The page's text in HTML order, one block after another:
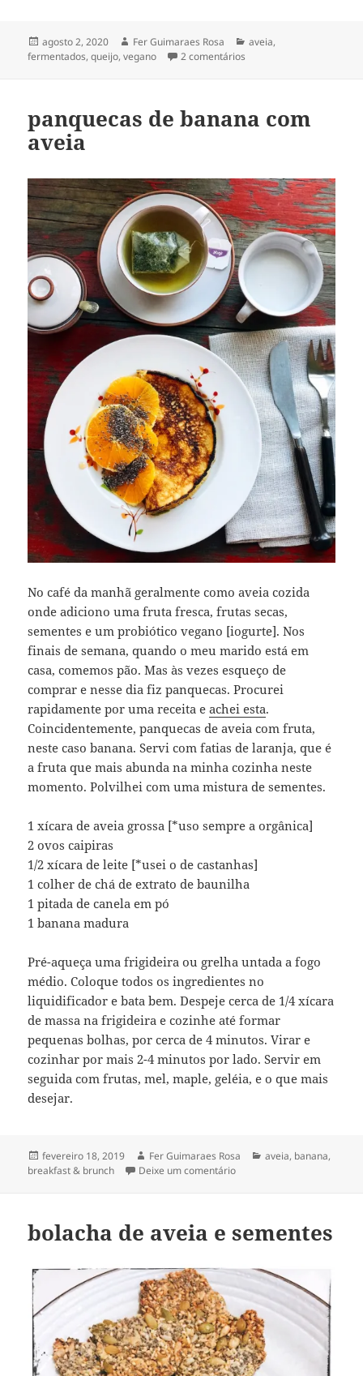
Publicado
em
agosto 2, 2020 Autor
Fer Guimaraes Rosa Categorias
aveia,
fermentados,queijo,vegano 2 comentários
panquecas de banana com
aveia
No café da manhã geralmente como aveia cozida
onde adiciono uma fruta fresca, frutas secas,
sementes e um probiótico vegano [iogurte]. Nos
finais de semana, quando o meu marido está em
casa, comemos pão. Mas às vezes esqueço de
comprar e nesse dia fiz panquecas. Procurei
rapidamente por uma receita eachei esta.
Coincidentemente, panquecas de aveia com fruta,
neste caso banana. Servi com fatias de laranja, que é
a fruta que mais abunda na minha cozinha neste
momento. Polvilhei com uma mistura de sementes.
1 xícara de aveia grossa [*uso sempre a orgânica]
2 ovos caipiras
1/2 xícara de leite [*usei o de castanhas]
1 colher de chá de extrato de baunilha
1 pitada de canela em pó
1 banana madura
Pré-aqueça uma frigideira ou grelha untada a fogo
médio. Coloque todos os ingredientes no
liquidificador e bata bem. Despeje cerca de 1/4 xícara
de massa na frigideira e cozinhe até formar
pequenas bolhas, por cerca de 4 minutos. Virar e
cozinhar por mais 2-4 minutos por lado. Servir em
seguida com frutas, mel, maple, geléia, e o que mais
desejar.
Publicado
em
fevereiro 18, 2019 Autor
Fer Guimaraes Rosa Categorias
aveia, banana,
breakfast & brunch
Deixe um comentárioem panquecas de banana
bolacha de aveia e sementes